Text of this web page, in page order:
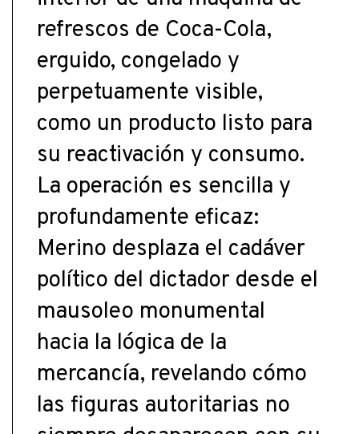
refrescos de Coca-Cola,
erguido, congelado y
perpetuamente visible,
como un producto listo para
su reactivación y consumo.
La operación es sencilla y
profundamente eficaz:
Merino desplaza el cadáver
político del dictador desde el
mausoleo monumental
hacia la lógica de la
mercancía, revelando cómo
las figuras autoritarias no